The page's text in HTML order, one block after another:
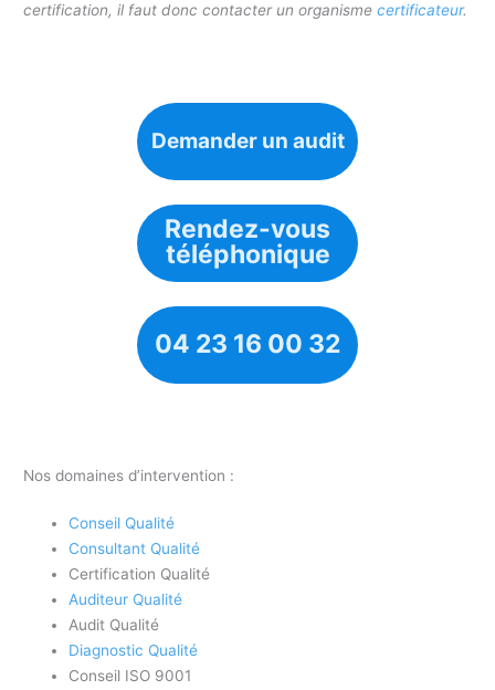
certification, il faut donc contacter un organismecertificateur.
Demander un audit
Rendez-vous
téléphonique
04 23 16 00 32
Nos domaines d’intervention :
Conseil Qualité
Consultant Qualité
Certification Qualité
Auditeur Qualité
Audit Qualité
Diagnostic Qualité
Conseil ISO 9001